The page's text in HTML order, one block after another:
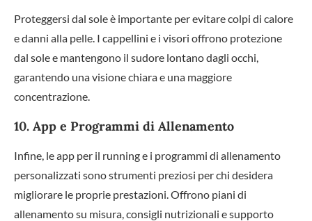
Proteggersi dal sole è importante per evitare colpi di calore
e danni alla pelle. I cappellini e i visori offrono protezione
dal sole e mantengono il sudore lontano dagli occhi,
garantendo una visione chiara e una maggiore
concentrazione.
10. App e Programmi di Allenamento
Infine, le app per il running e i programmi di allenamento
personalizzati sono strumenti preziosi per chi desidera
migliorare le proprie prestazioni. Offrono piani di
allenamento su misura, consigli nutrizionali e supporto